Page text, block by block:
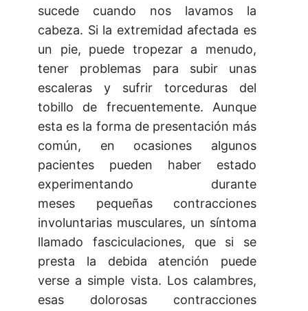
sucede cuando nos lavamos la
cabeza. Si la extremidad afectada es
un pie, puede tropezar a menudo,
tener problemas para subir unas
escaleras y sufrir torceduras del
tobillo de frecuentemente. Aunque
esta es la forma de presentación más
común, en ocasiones algunos
pacientes pueden haber estado
experimentando durante
meses pequeñas contracciones
involuntarias musculares, un síntoma
llamado fasciculaciones, que si se
presta la debida atención puede
verse a simple vista. Los calambres,
esas dolorosas contracciones